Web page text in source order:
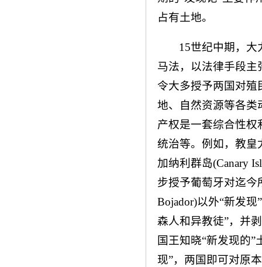
占有土地。
15世纪中期，大
马法，以法律手段
令大多授予两国对殖
地、自然资源等各类
产权是一套综合性
统治等。例如，教皇
加纳利群岛(Canary
步授予葡萄牙对迄今
Bojador)以外“新发
森人和异教徒”，并
国王知晓“新发现的
现”，两国即可对原